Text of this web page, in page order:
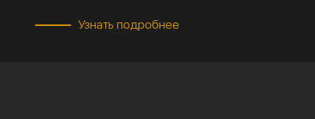
Узнать подробнее